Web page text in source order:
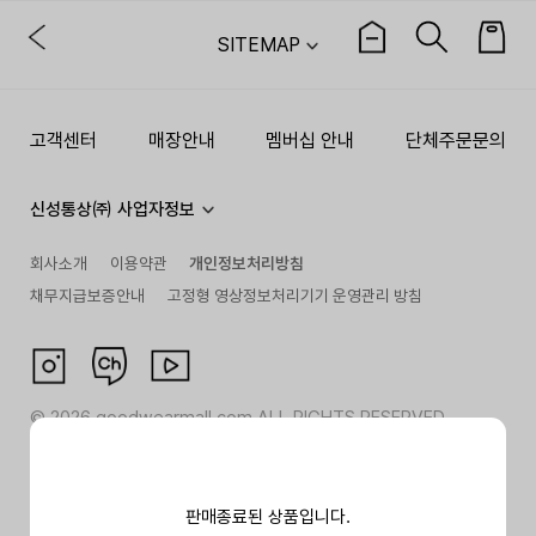
판매종료된 상품입니다.
SITEMAP
고객센터 매장안내 멤버십 안내 단체주문문의
신성통상㈜ 사업자정보
회사소개 이용약관
개인정보처리방침
채무지급보증안내
고정형 영상정보처리기기 운영관리 방침
©2026goodwearmall.com ALL RIGHTS RESERVED